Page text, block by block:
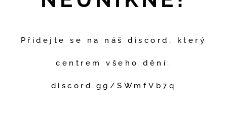
Přidejte se na náš discord, který
centrem všeho dění:
discord.gg/SWmfVb7q